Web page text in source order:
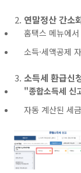
연말정산 간소
홈택스 메뉴에서
소득·세액공제
소득세 환급신
"종합소득세 신
자동 계산된 세